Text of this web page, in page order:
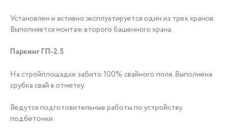
Установлен и активно эксплуатируется один из трех кранов.
Выполняется монтаж второго башенного крана.
Паркинг ГП-2.5
На стройплощадке забито 100% свайного поля. Выполнена
срубка свай в отметку.
Ведутся подготовительные работы по устройству
подбетонки.